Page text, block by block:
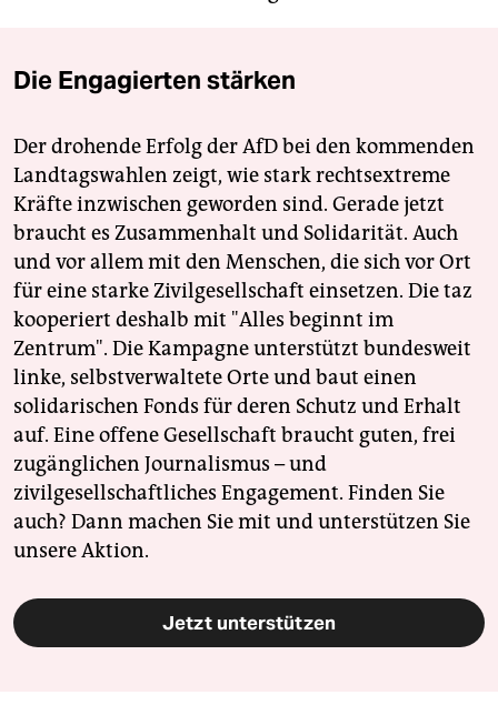
Die Engagierten stärken
Der drohende Erfolg der AfD bei den kommenden
Landtagswahlen zeigt, wie stark rechtsextreme
Kräfte inzwischen geworden sind. Gerade jetzt
braucht es Zusammenhalt und Solidarität. Auch
und vor allem mit den Menschen, die sich vor Ort
für eine starke Zivilgesellschaft einsetzen. Die taz
kooperiert deshalb mit "Alles beginnt im
Zentrum". Die Kampagne unterstützt bundesweit
linke, selbstverwaltete Orte und baut einen
solidarischen Fonds für deren Schutz und Erhalt
auf. Eine offene Gesellschaft braucht guten, frei
zugänglichen Journalismus – und
zivilgesellschaftliches Engagement. Finden Sie
auch? Dann machen Sie mit und unterstützen Sie
unsere Aktion.
Jetzt unterstützen